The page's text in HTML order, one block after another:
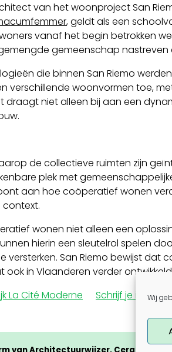
Wij
van het woonproject San
, geldt als een
vanaf het begin betrokken
gemeenschap nastreven
die binnen San Riemo
woonvormen toe,
niet alleen bij aan een
de collectieve ruimten zijn
plek met
aan hoe coöperatief wonen
context.
wonen niet alleen een
hierin een sleutelrol spelen
San Riemo bewijst dat
in Vlaanderen verder
La Cité Moderne Schrijf je in voor